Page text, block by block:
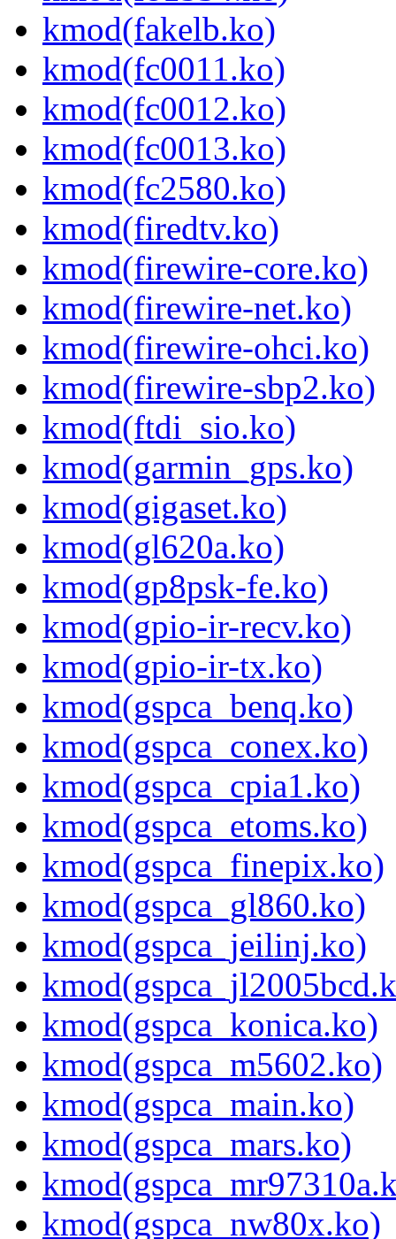
kmod(fakelb.ko)
kmod(fc0011.ko)
kmod(fc0012.ko)
kmod(fc0013.ko)
kmod(fc2580.ko)
kmod(firedtv.ko)
kmod(firewire-core.ko)
kmod(firewire-net.ko)
kmod(firewire-ohci.ko)
kmod(firewire-sbp2.ko)
kmod(ftdi_sio.ko)
kmod(garmin_gps.ko)
kmod(gigaset.ko)
kmod(gl620a.ko)
kmod(gp8psk-fe.ko)
kmod(gpio-ir-recv.ko)
kmod(gpio-ir-tx.ko)
kmod(gspca_benq.ko)
kmod(gspca_conex.ko)
kmod(gspca_cpia1.ko)
kmod(gspca_etoms.ko)
kmod(gspca_finepix.ko)
kmod(gspca_gl860.ko)
kmod(gspca_jeilinj.ko)
kmod(gspca_konica.ko)
kmod(gspca_m5602.ko)
kmod(gspca_main.ko)
kmod(gspca_mars.ko)
kmod(gspca_nw80x.ko)